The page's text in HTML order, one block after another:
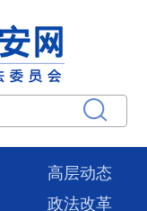
高层动态
政法改革